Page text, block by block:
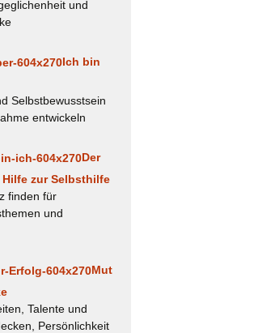
und
Ich bin
Selbstbewusstsein
entwickeln
Der
zur Selbsthilfe
finden für
und
Mut
Talente und
Persönlichkeit